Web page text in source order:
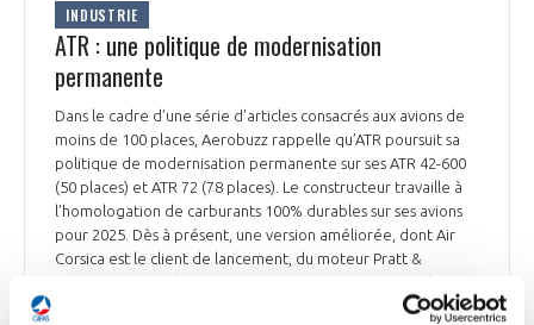
INDUSTRIE
ATR : une politique de modernisation
permanente
Dans le cadre d’une série d’articles consacrés aux avions de
moins de 100 places, Aerobuzz rappelle qu’ATR poursuit sa
politique de modernisation permanente sur ses ATR 42-600
(50 places) et ATR 72 (78 places). Le constructeur travaille à
l’homologation de carburants 100% durables sur ses avions
pour 2025. Dès à présent, une version améliorée, dont Air
Corsica est le client de lancement, du moteur Pratt &
consommation de 3% et des coûts de maintenance de 20%.